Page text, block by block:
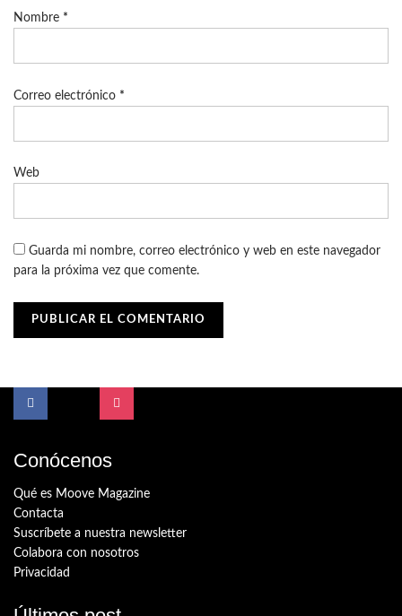
Nombre *
Correo electrónico *
Web
Guarda mi nombre, correo electrónico y web en este navegador
para la próxima vez que comente.
Conócenos
Qué es Moove Magazine
Contacta
Suscríbete a nuestra newsletter
Colabora con nosotros
Privacidad